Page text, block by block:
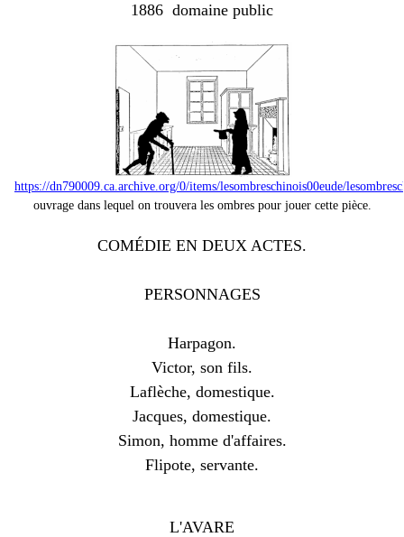
1886 domaine public
https://dn790009.ca.archive.org/0/items/lesombreschinois00eude/
ouvrage dans lequel on trouvera les ombres pour jouer cette pièce.
COMÉDIE EN DEUX ACTES.
PERSONNAGES
Harpagon.
Victor, son fils.
Laflèche, domestique.
Jacques, domestique.
Simon, homme d'affaires.
Flipote, servante.
L'AVARE